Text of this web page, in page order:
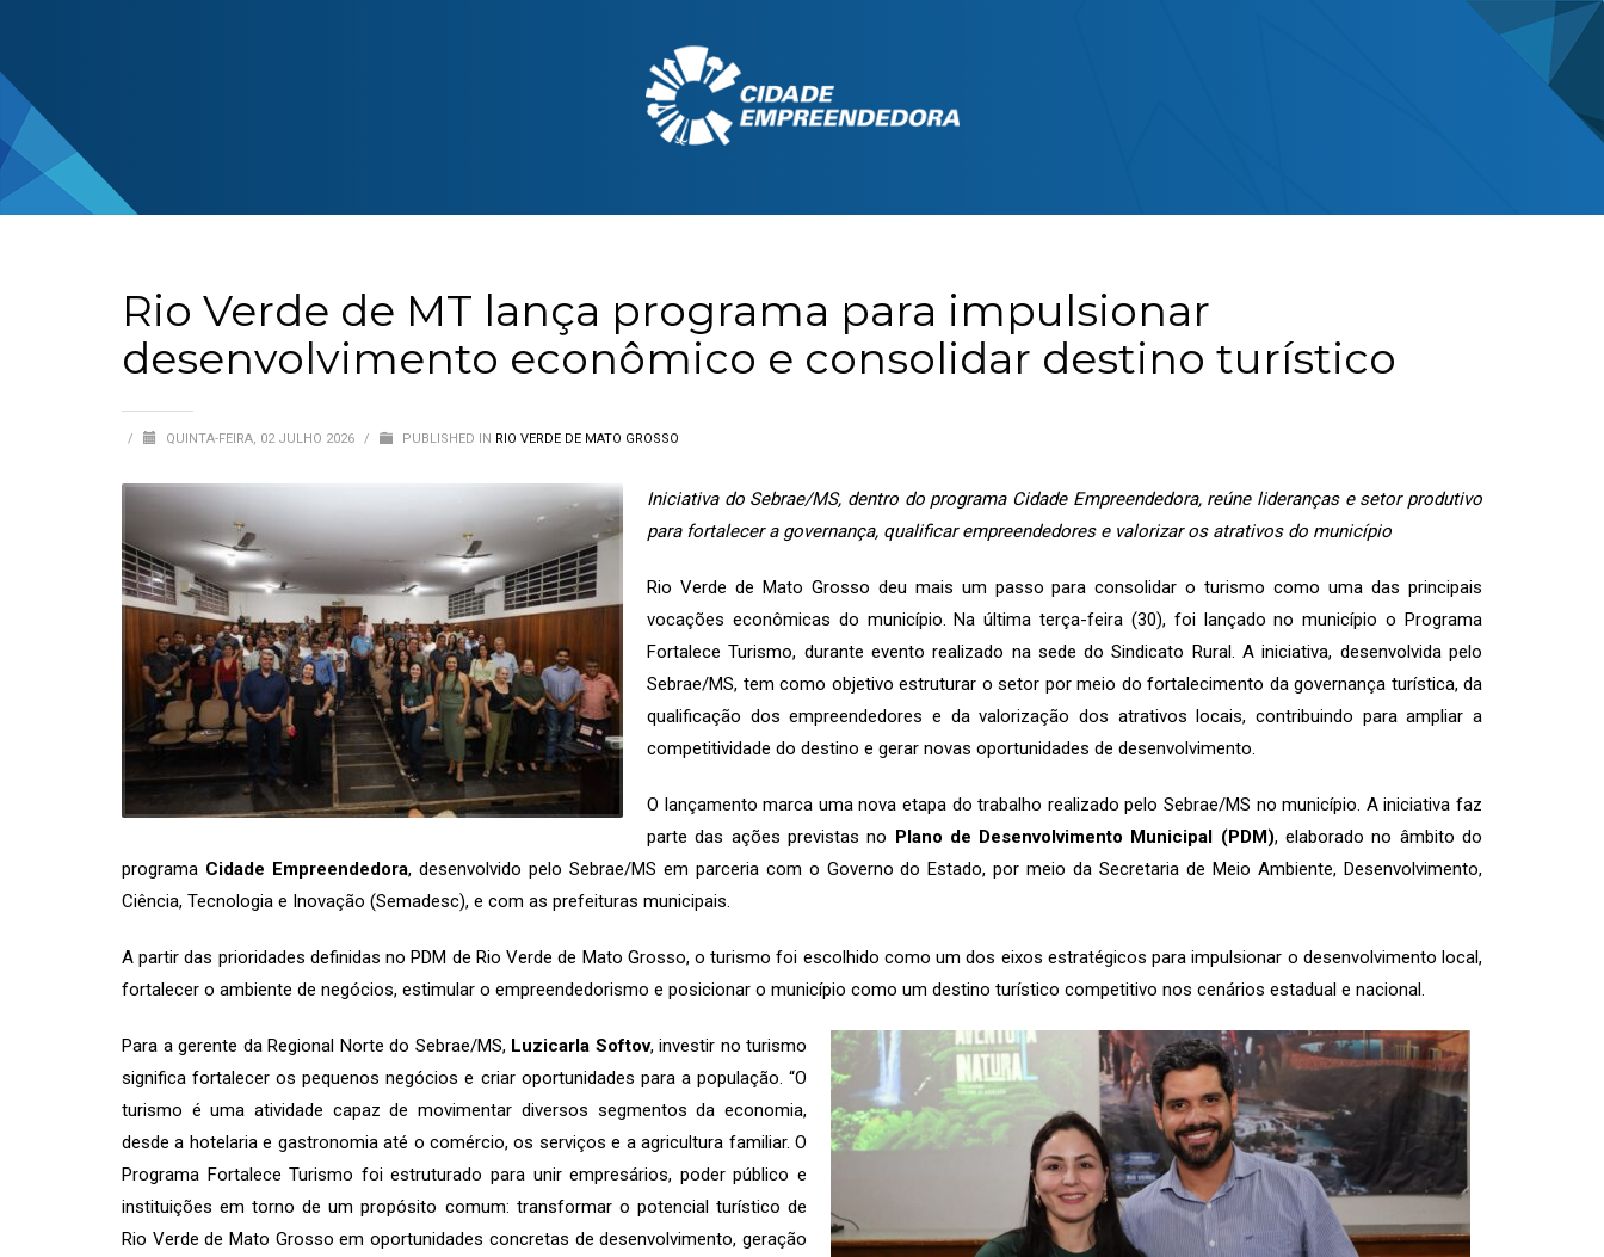
Rio Verde de MT lança programa para impulsionar
desenvolvimento econômico e consolidar destino turístico
/ QUINTA-FEIRA, 02 JULHO 2026 / PUBLISHED IN RIO VERDE DE MATO GROSSO
Iniciativa do Sebrae/MS, dentro do programa Cidade Empreendedora, reúne lideranças e setor produtivo
para fortalecer a governança, qualificar empreendedores e valorizar os atrativos do município
Rio Verde de Mato Grosso deu mais um passo para consolidar o turismo como uma das principais
vocações econômicas do município. Na última terça-feira (30), foi lançado no município o Programa
Fortalece Turismo, durante evento realizado na sede do Sindicato Rural. A iniciativa, desenvolvida pelo
Sebrae/MS, tem como objetivo estruturar o setor por meio do fortalecimento da governança turística, da
qualificação dos empreendedores e da valorização dos atrativos locais, contribuindo para ampliar a
competitividade do destino e gerar novas oportunidades de desenvolvimento.
O lançamento marca uma nova etapa do trabalho realizado pelo Sebrae/MS no município. A iniciativa faz
parte das ações previstas no Plano de Desenvolvimento Municipal (PDM), elaborado no âmbito do
programa Cidade Empreendedora, desenvolvido pelo Sebrae/MS em parceria com o Governo do Estado, por meio da Secretaria de Meio Ambiente, Desenvolvimento,
Ciência, Tecnologia e Inovação (Semadesc), e com as prefeituras municipais.
A partir das prioridades definidas no PDM de Rio Verde de Mato Grosso, o turismo foi escolhido como um dos eixos estratégicos para impulsionar o desenvolvimento local,
fortalecer o ambiente de negócios, estimular o empreendedorismo e posicionar o município como um destino turístico competitivo nos cenários estadual e nacional.
Para a gerente da Regional Norte do Sebrae/MS, Luzicarla Softov, investir no turismo
significa fortalecer os pequenos negócios e criar oportunidades para a população. “O
turismo é uma atividade capaz de movimentar diversos segmentos da economia,
desde a hotelaria e gastronomia até o comércio, os serviços e a agricultura familiar. O
Programa Fortalece Turismo foi estruturado para unir empresários, poder público e
instituições em torno de um propósito comum: transformar o potencial turístico de
Rio Verde de Mato Grosso em oportunidades concretas de desenvolvimento, geração